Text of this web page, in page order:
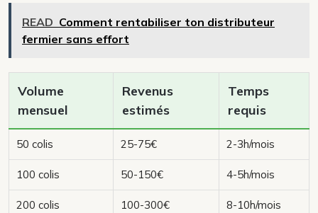
READ Comment rentabiliser ton distributeur
fermier sans effort
Volume
mensuel
Revenus
estimés
Temps
requis
50 colis 25-75€ 2-3h/mois
100 colis 50-150€ 4-5h/mois
200 colis 100-300€ 8-10h/mois